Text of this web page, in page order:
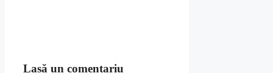
Lasă un comentariu